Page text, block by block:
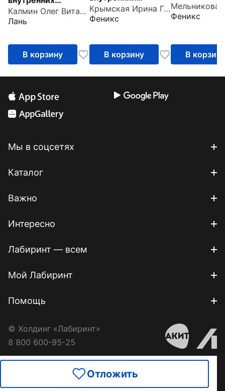
Отложить
органов. Учебное
пособие для СПО
Калмин Олег Витальевич
Лань
В корзину
болезней. Учебное
пособие
Крымская Ирина Георгиевна
Феникс
В корзину
методы
работ
Феникс
В корзину
Мы в соцсетях
Каталог
Важно
Интересно
Лабиринт — всем
Мой Лабиринт
Помощь
© Холдинг «Лабиринт»
8 800 600-95-25